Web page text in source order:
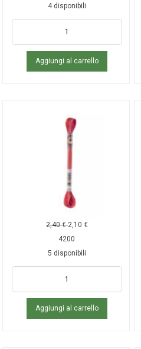
4 disponibili
Aggiungi al carrello
2,40€ 2,10 €
4200
5 disponibili
Aggiungi al carrello